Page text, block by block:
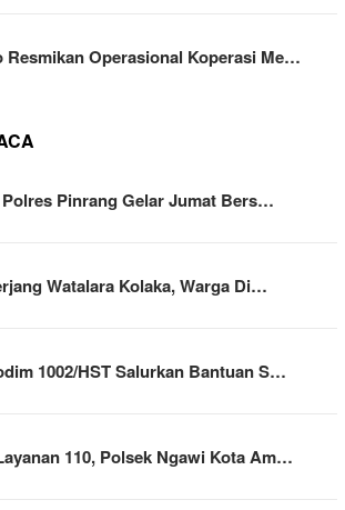
Resmikan Operasional Koperasi Me…
Pinrang Gelar Jumat Bers…
Watalara Kolaka, Warga Di…
1002/HST Salurkan Bantuan S…
110, Polsek Ngawi Kota Am…